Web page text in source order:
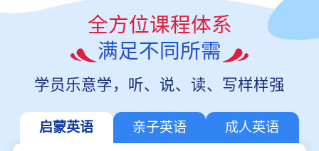
全方位课程体系
满足不同所需
学员乐意学，听、说、读、写样样强
启蒙英语 亲子英语 成人英语